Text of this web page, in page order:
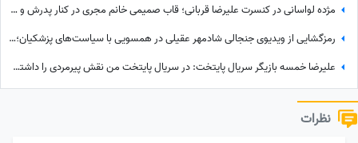
مژده لواسانی در کنسرت علیرضا قربانی؛ قاب صمیمی خانم مجری در کنار پدرش و خواننده محبوب
رمزگشایی از ویدیوی جنجالی شادمهر عقیلی در همسویی با سیاست‌های پزشکیان؛ آیا «گل یاس» بلیت برگشت به خانه است؟
علیرضا خمسه بازیگر سریال پایتخت: در سریال پایتخت من نقش پیرمردی را داشتم که هیچ دیالوگی نداشت! پنجعلی از طریق نگاهش با مردم حرف می زد
نظرات